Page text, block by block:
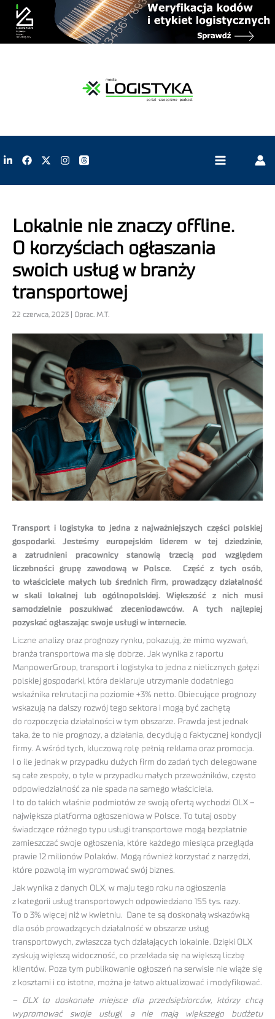
Lokalnie nie znaczy offline.
O korzyściach ogłaszania
swoich usług w branży
transportowej
22 czerwca, 2023 | Oprac. M.T.
Transport i logistyka to jedna z najważniejszych części polskiej
gospodarki. Jesteśmy europejskim liderem w tej dziedzinie,
a zatrudnieni pracownicy stanowią trzecią pod względem
liczebności grupę zawodową w Polsce. Część z tych osób,
to właściciele małych lub średnich firm, prowadzący działalność
w skali lokalnej lub ogólnopolskiej. Większość z nich musi
samodzielnie poszukiwać zleceniodawców. A tych najlepiej
pozyskać ogłaszając swoje usługi w internecie.
Liczne analizy oraz prognozy rynku, pokazują, że mimo wyzwań,
branża transportowa ma się dobrze. Jak wynika z raportu
ManpowerGroup, transport i logistyka to jedna z nielicznych gałęzi
polskiej gospodarki, która deklaruje utrzymanie dodatniego
wskaźnika rekrutacji na poziomie +3% netto. Obiecujące prognozy
wskazują na dalszy rozwój tego sektora i mogą być zachętą
do rozpoczęcia działalności w tym obszarze. Prawda jest jednak
taka, że to nie prognozy, a działania, decydują o faktycznej kondycji
firmy. A wśród tych, kluczową rolę pełnią reklama oraz promocja.
I o ile jednak w przypadku dużych firm do zadań tych delegowane
są całe zespoły, o tyle w przypadku małych przewoźników, często
odpowiedzialność za nie spada na samego właściciela.
I to do takich właśnie podmiotów ze swoją ofertą wychodzi OLX –
największa platforma ogłoszeniowa w Polsce. To tutaj osoby
świadczące różnego typu usługi transportowe mogą bezpłatnie
zamieszczać swoje ogłoszenia, które każdego miesiąca przegląda
prawie 12 milionów Polaków. Mogą również korzystać z narzędzi,
które pozwolą im wypromować swój biznes.
Jak wynika z danych OLX, w maju tego roku na ogłoszenia
z kategorii usług transportowych odpowiedziano 155 tys. razy.
To o 3% więcej niż w kwietniu. Dane te są doskonałą wskazówką
dla osób prowadzących działalność w obszarze usług
transportowych, zwłaszcza tych działających lokalnie. Dzięki OLX
zyskują większą widoczność, co przekłada się na większą liczbę
klientów. Poza tym publikowanie ogłoszeń na serwisie nie wiąże się
z kosztami i co istotne, można je łatwo aktualizować i modyfikować.
– OLX to doskonałe miejsce dla przedsiębiorców, którzy chcą
wypromować swoje usługi, a nie mają większego budżetu